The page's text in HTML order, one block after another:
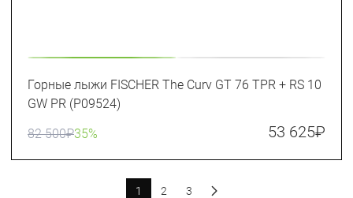
Горные лыжи FISCHER The Curv GT 76 TPR + RS 10
GW PR (P09524)
82 500₽35% 53 625₽
1 2 3